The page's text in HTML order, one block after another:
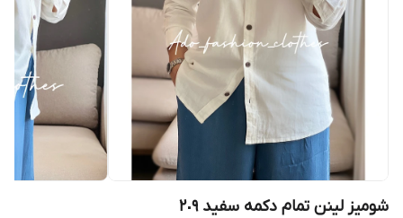
شومیز لینن تمام دکمه سفید ٢٠٩